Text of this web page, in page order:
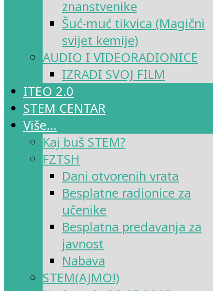
znanstvenike
Šuć-muć tikvica (Magični
svijet kemije)
AUDIO I VIDEORADIONICE
IZRADI SVOJ FILM
ITEO 2.0
STEM CENTAR
Više…
Kaj buš STEM?
FZTSH
Dani otvorenih vrata
Besplatne radionice za
učenike
Besplatna predavanja za
javnost
Nabava
STEM(AJMO!)